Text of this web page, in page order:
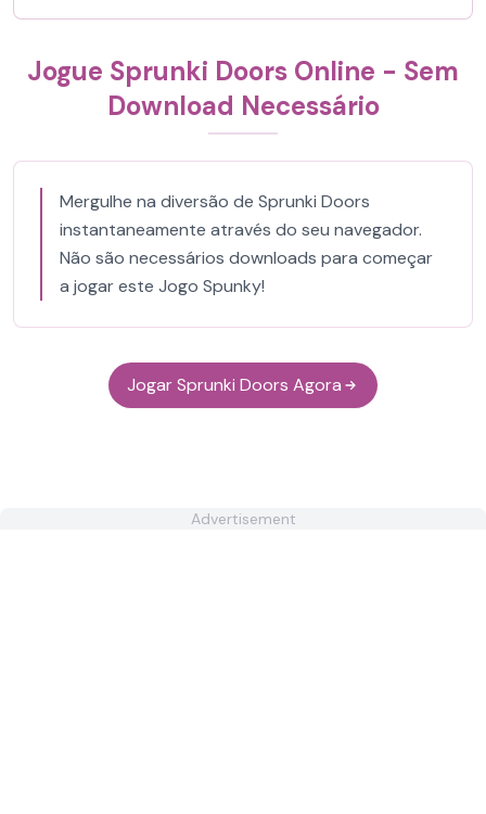
Jogue Sprunki Doors Online - Sem
Download Necessário
Mergulhe na diversão de Sprunki Doors
instantaneamente através do seu navegador.
Não são necessários downloads para começar
a jogar este Jogo Spunky!
Jogar Sprunki Doors Agora
Advertisement